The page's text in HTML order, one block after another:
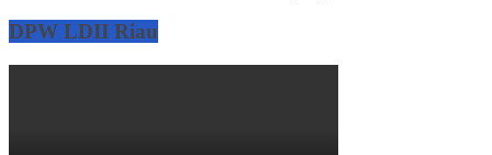
DPW LDII Riau